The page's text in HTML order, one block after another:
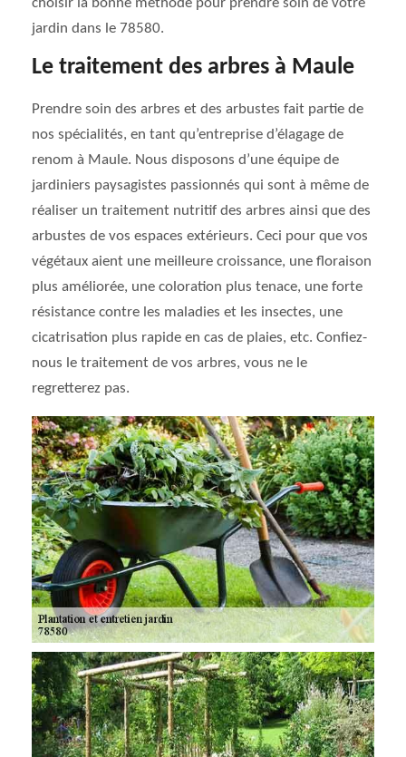
choisir la bonne méthode pour prendre soin de votre
jardin dans le 78580.
Le traitement des arbres à Maule
Prendre soin des arbres et des arbustes fait partie de
nos spécialités, en tant qu’entreprise d’élagage de
renom à Maule. Nous disposons d’une équipe de
jardiniers paysagistes passionnés qui sont à même de
réaliser un traitement nutritif des arbres ainsi que des
arbustes de vos espaces extérieurs. Ceci pour que vos
végétaux aient une meilleure croissance, une floraison
plus améliorée, une coloration plus tenace, une forte
résistance contre les maladies et les insectes, une
cicatrisation plus rapide en cas de plaies, etc. Confiez-
nous le traitement de vos arbres, vous ne le
regretterez pas.